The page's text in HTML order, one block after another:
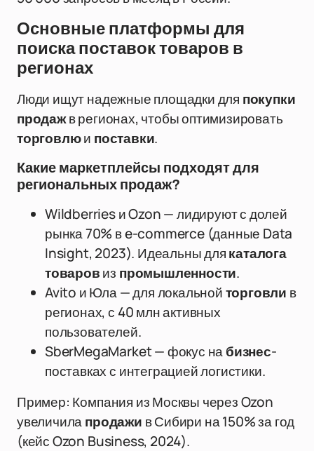
Основные платформы для
поиска поставок товаров в
регионах
Люди ищут надежные площадки для покупки
продажв регионах, чтобы оптимизировать
торговлюи поставки.
Какие маркетплейсы подходят для
региональных продаж?
Wildberries и Ozon — лидируют с долей
рынка 70% в e-commerce (данные Data
Insight, 2023). Идеальны длякаталога
товаровиз промышленности.
Avito и Юла — для локальнойторговли в
регионах, с 40 млн активных
пользователей.
SberMegaMarket — фокус набизнес-
поставках с интеграцией логистики.
Пример: Компания из Москвы через Ozon
увеличилапродажи в Сибири на 150% за год
(кейс Ozon Business, 2024).